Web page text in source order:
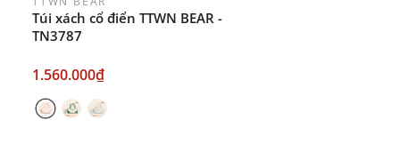
Túi xách cổ điển TTWN BEAR -
TN3787
1.560.000₫